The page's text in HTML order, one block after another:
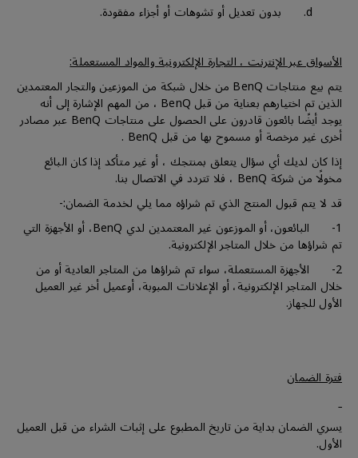
الأسواق عبر الإنترنت ، التجارة الإلكترونية والمواد المستعملة:
يتم بيع منتاجات BenQ من خلال شبكة من الموزعين والتجار المعتمدين
الذين تم اختيارهم بعناية من قبل BenQ ، من المهم الإشارة إلى أنه
يوجد أيضًا بائعون قادرون على الحصول على منتاجات BenQ عبر مصادر
أخرى غير مرخصة أو مسموح بها من قبل BenQ .
إذا كان لديك أي سؤال يتعلق بمنتجك ، أو غير متأكد إذا كان البائع
مخولًا من شركة BenQ ، فلا تتردد في الاتصال بنا.
قد لا يتم قبول المنتج الذي تم شراؤه مما يلي لخدمة الضمان:-
1- البائعون، أو الموزعون غير المعتمدين لدي BenQ، أو الأجهزة التي
تم شراؤها من خلال المتاجر الإلكترونية.
2- الأجهزة المستعملة، سواء تم شراؤها من المتاجر العادية أو من
خلال المتاجر الإلكترونية، أو الإعلانات المبوبة، أوعميل أخر غير العميل
الأول للجهاز.
فترة الضمان
يسري الضمان بداية من تاريخ المطبوع على إثبات الشراء من قبل العميل
الأول.